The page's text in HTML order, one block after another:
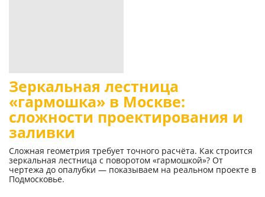
Зеркальная лестница
«гармошка» в Москве:
сложности проектирования и
заливки
Сложная геометрия требует точного расчёта. Как строится
зеркальная лестница с поворотом «гармошкой»? От
чертежа до опалубки — показываем на реальном проекте в
Подмосковье.